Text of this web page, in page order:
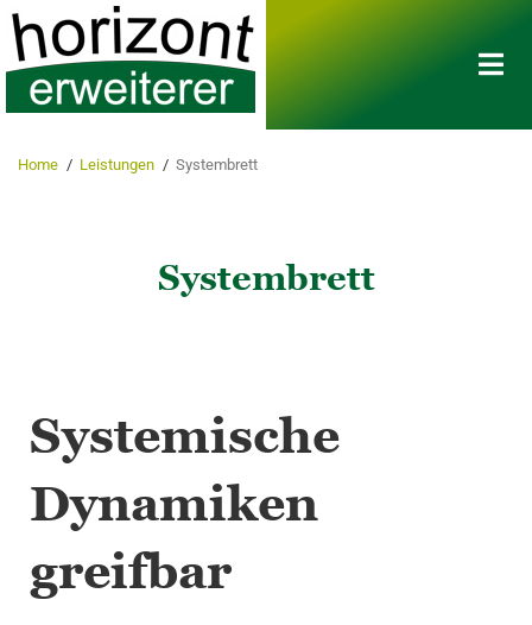
Home / Leistungen / Systembrett
Systembrett
Systemische
Dynamiken
greifbar